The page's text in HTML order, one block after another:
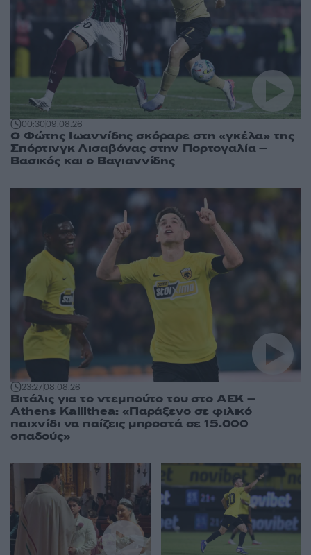
00:3009.08.26
Ο Φώτης Ιωαννίδης σκόραρε στη «γκέλα» της
Σπόρτινγκ Λισαβόνας στην Πορτογαλία –
Βασικός και ο Βαγιαννίδης
23:2708.08.26
Βιτάλις για το ντεμπούτο του στο ΑΕΚ –
Athens Kallithea: «Παράξενο σε φιλικό
παιχνίδι να παίζεις μπροστά σε 15.000
οπαδούς»